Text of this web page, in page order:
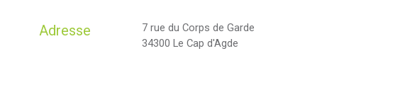
Adresse
7 rue du Corps de Garde
34300 Le Cap d'Agde